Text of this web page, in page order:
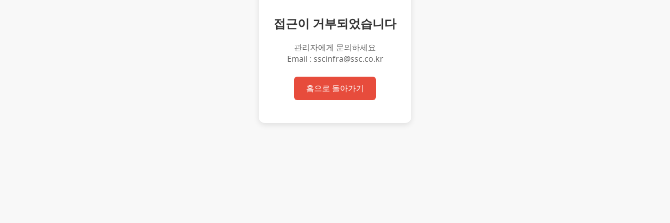
접근이 거부되었습니다
관리자에게 문의하세요
Email : sscinfra@ssc.co.kr
홈으로 돌아가기